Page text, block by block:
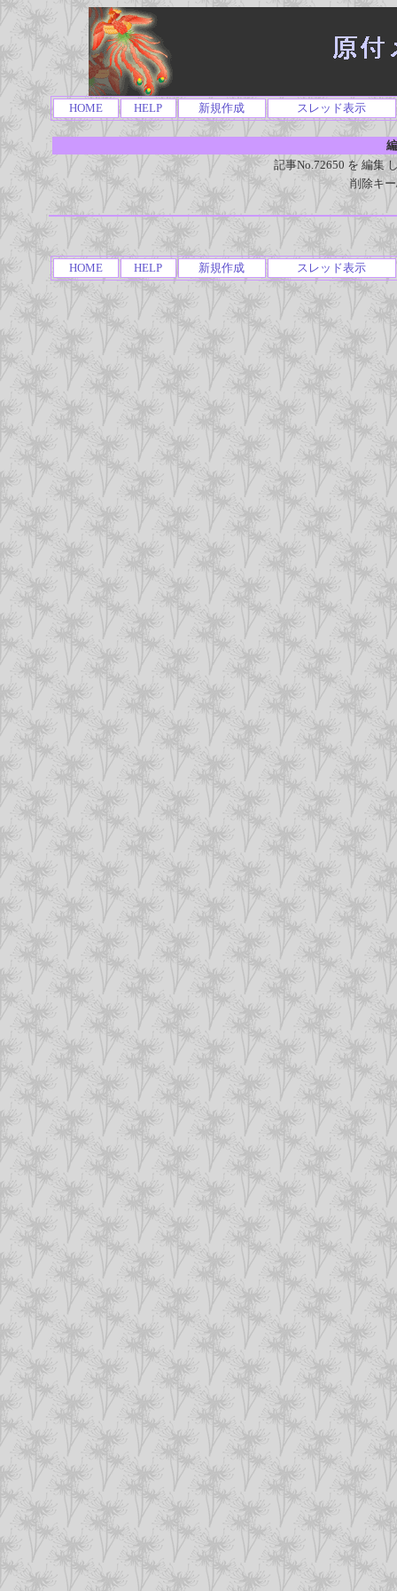
HOME HELP 新規作成 スレッド表示
記事No.72650 を 編集
削除キ
HOME HELP 新規作成 スレッド表示